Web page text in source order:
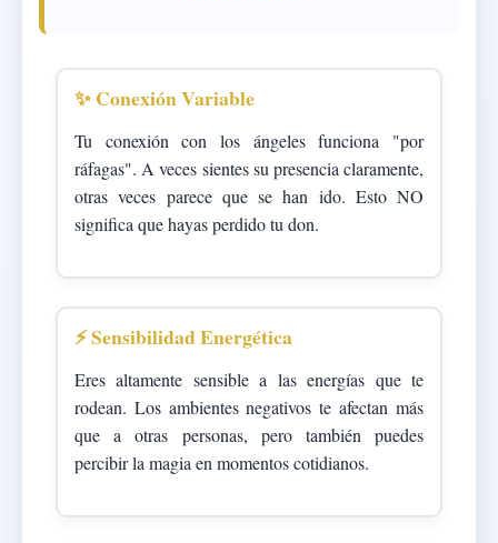
✨ Conexión Variable
Tu conexión con los ángeles funciona "por
ráfagas". A veces sientes su presencia claramente,
otras veces parece que se han ido. Esto NO
significa que hayas perdido tu don.
⚡ Sensibilidad Energética
Eres altamente sensible a las energías que te
rodean. Los ambientes negativos te afectan más
que a otras personas, pero también puedes
percibir la magia en momentos cotidianos.